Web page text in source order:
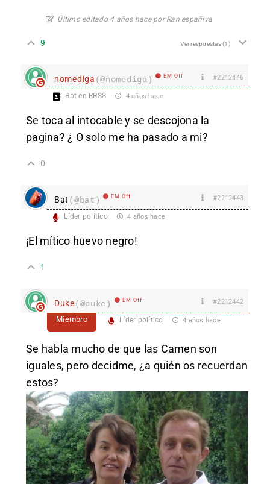
Último editado 4 años hace por Ran españiva
9 Ver respuestas(1)
nomediga (@nomediga) EM Off #2212446
Bot en RRSS 4 años hace
Se toca al intocable y se descojona la
pagina? ¿ O solo me ha pasado a mi?
0
Bat (@bat) EM Off #2212443
Líder político 4 años hace
¡El mítico huevo negro!
1
Duke(@duke) EM Off #2212442
Miembro Líder político 4 años hace
Se habla mucho de que las Camen son
iguales, pero decidme, ¿a quién os recuerdan
estos?